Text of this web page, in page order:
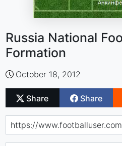
Russia National
Formation
October 18, 2012
Share Share